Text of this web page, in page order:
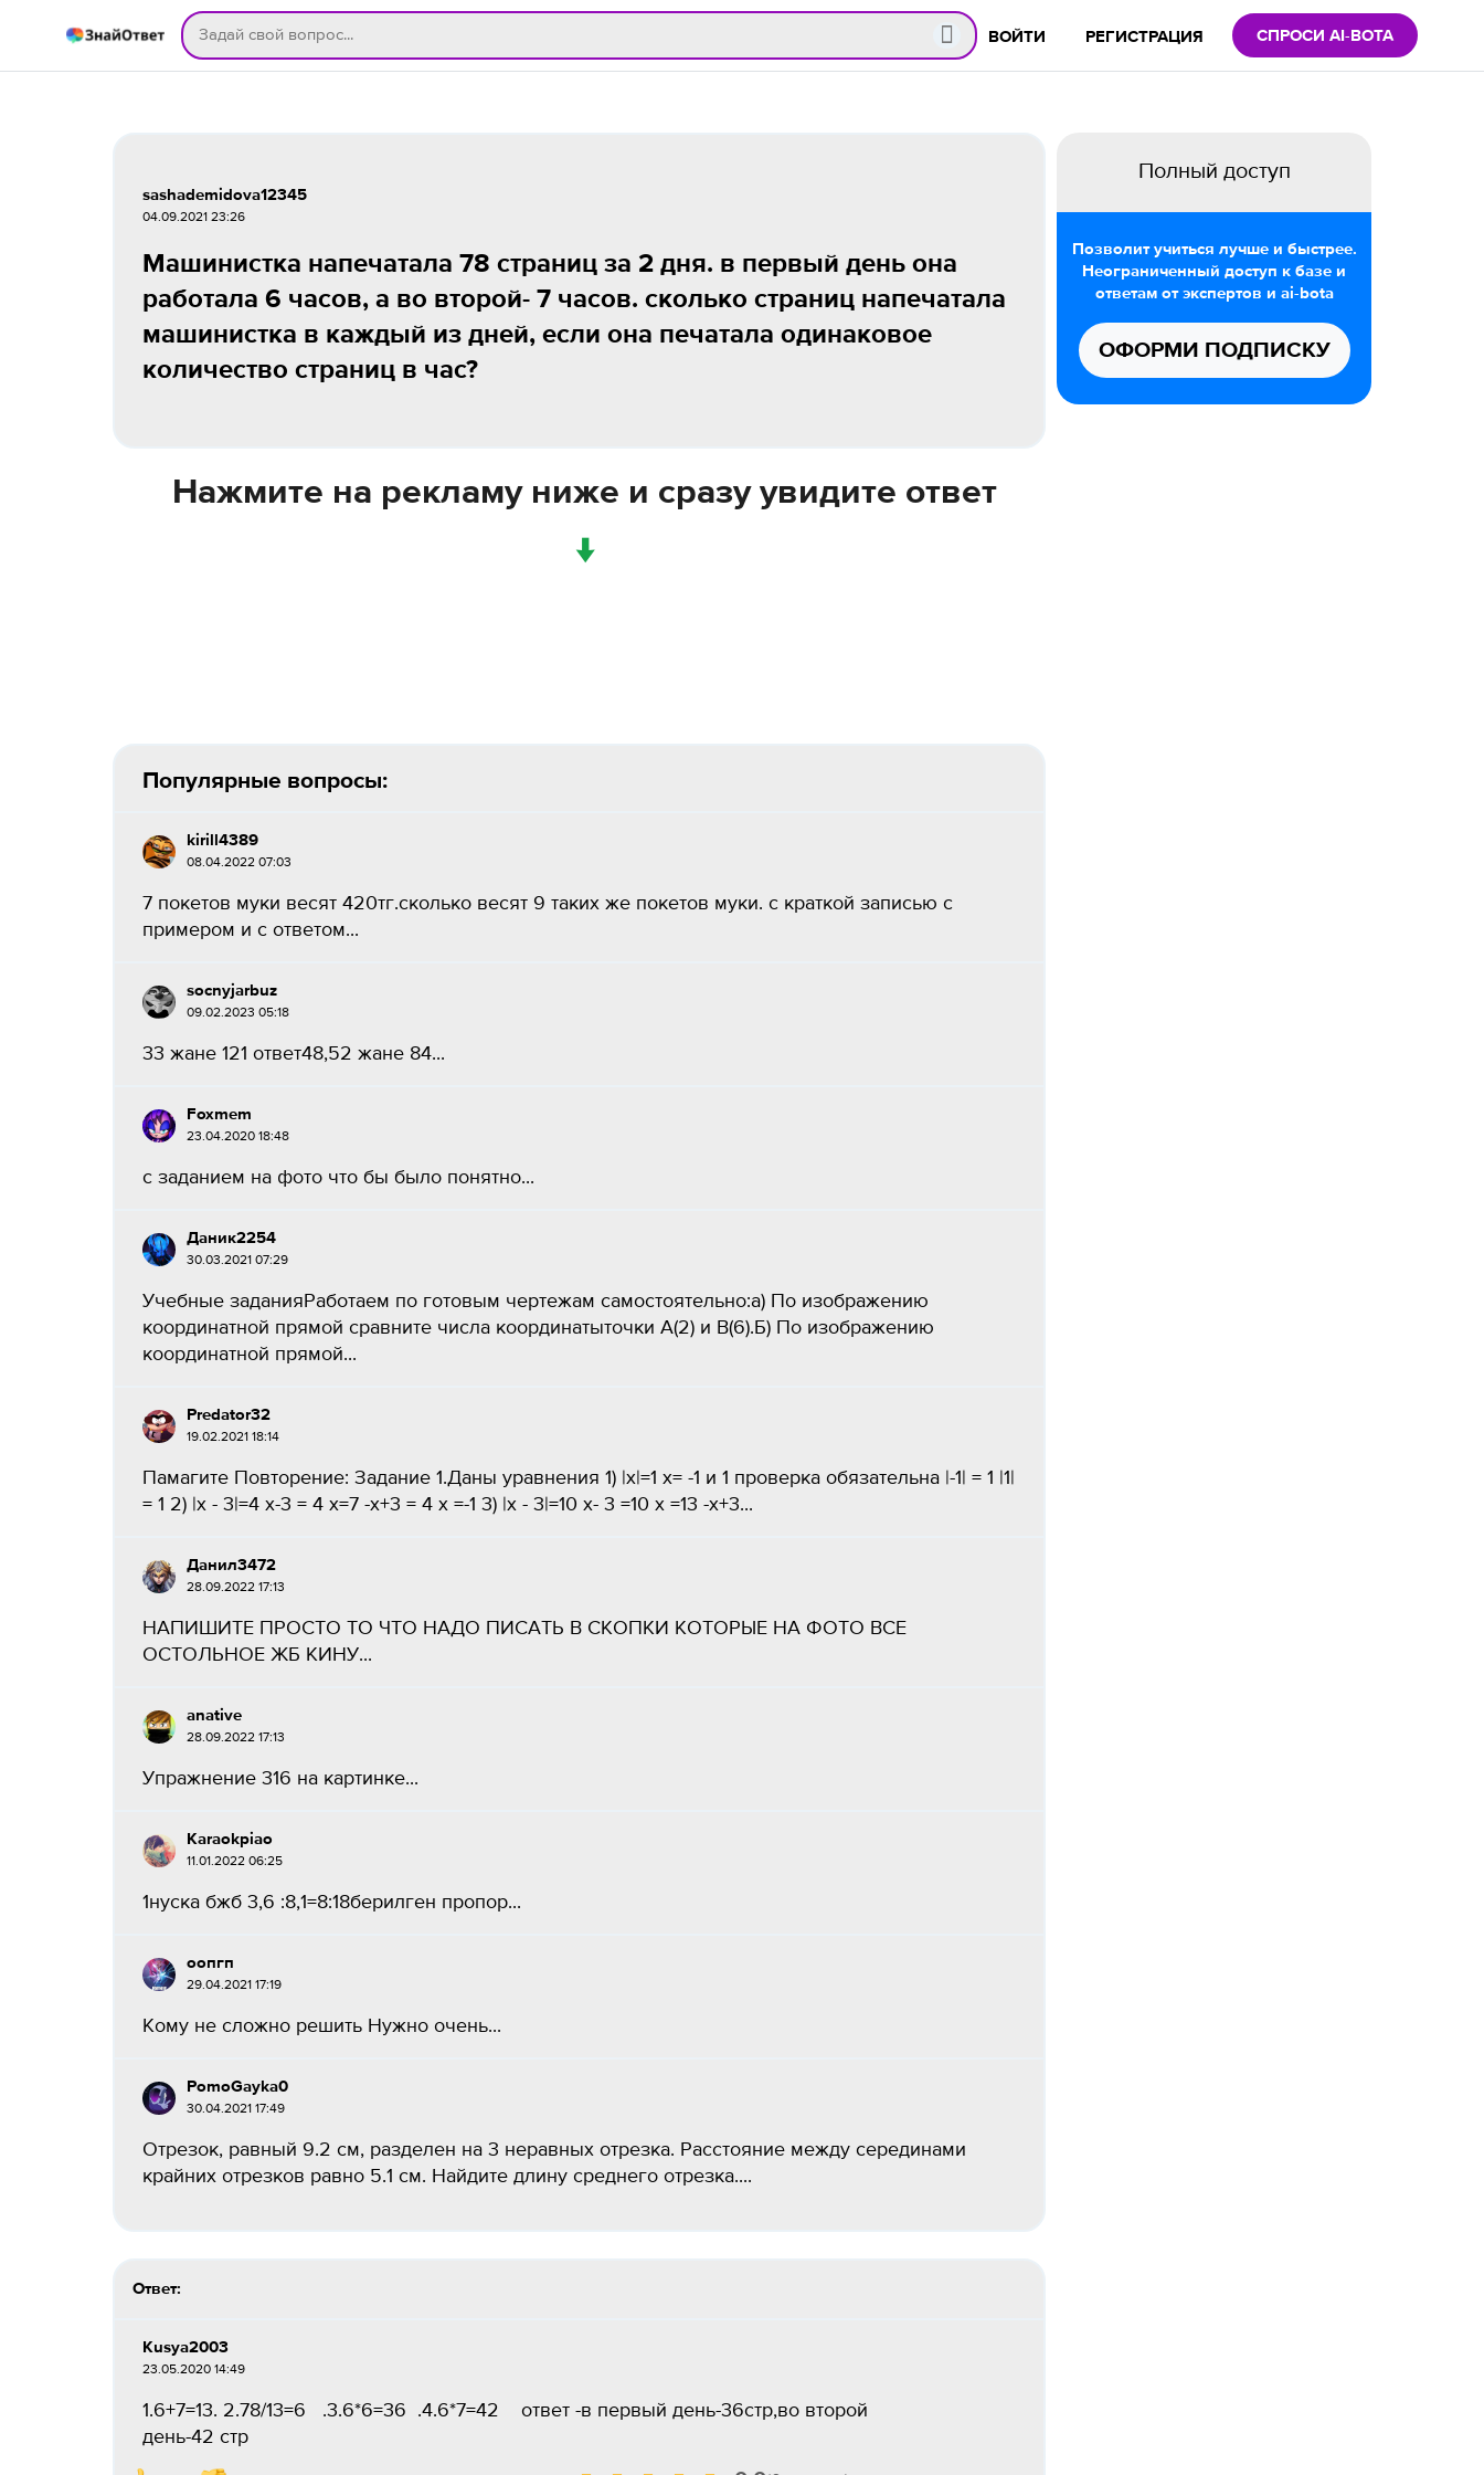
ВОЙТИ РЕГИСТРАЦИЯ СПРОСИ AI-BOTA
sashademidova12345
04.09.2021 23:26
Машинистка напечатала 78 страниц за 2 дня. в первый день она
работала 6 часов, а во второй- 7 часов. сколько страниц напечатала
машинистка в каждый из дней, если она печатала одинаковое
количество страниц в час?
Нажмите на рекламу ниже и сразу увидите ответ
↓
Популярные вопросы:
kirill4389
08.04.2022 07:03
7 покетов муки весят 420тг.сколько весят 9 таких же покетов муки. с краткой записью с
примером и с ответом...
socnyjarbuz
09.02.2023 05:18
33 жане 121 ответ48,52 жане 84...
Foxmem
23.04.2020 18:48
с заданием на фото что бы было понятно...
Даник2254
30.03.2021 07:29
Учебные заданияРаботаем по готовым чертежам самостоятельно:а) По изображению
координатной прямой сравните числа координатыточки A(2) и В(6).Б) По изображению
координатной прямой...
Predator32
19.02.2021 18:14
Памагите Повторение: Задание 1.Даны уравнения 1) |х|=1 х= -1 и 1 проверка обязательна |-1| = 1 |1|
= 1 2) |х - 3|=4 х-3 = 4 х=7 -х+3 = 4 х =-1 3) |х - 3|=10 x- 3 =10 x =13 -x+3...
Данил3472
28.09.2022 17:13
НАПИШИТЕ ПРОСТО ТО ЧТО НАДО ПИСАТЬ В СКОПКИ КОТОРЫЕ НА ФОТО ВСЕ
ОСТОЛЬНОЕ ЖБ КИНУ...
anative
28.09.2022 17:13
Упражнение 316 на картинке​...
Karaokpiao
11.01.2022 06:25
1нуска бжб 3,6 :8,1=8:18берилген пропор​...
оопгп
29.04.2021 17:19
Кому не сложно решить Нужно очень...
PomoGayka0
30.04.2021 17:49
Отрезок, равный 9.2 см, разделен на 3 неравных отрезка. Расстояние между серединами
крайних отрезков равно 5.1 см. Найдите длину среднего отрезка....
Ответ:
Kusya2003
23.05.2020 14:49
1.6+7=13. 2.78/13=6 .3.6*6=36 .4.6*7=42 ответ -в первый день-36стр,во второй
день-42 стр
Полный доступ
Позволит учиться лучше и быстрее.
Неограниченный доступ к базе и
ответам от экспертов и ai-bota
ОФОРМИ ПОДПИСКУ